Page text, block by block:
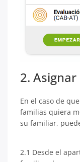
2.
En el caso de
familias quiera
su familiar,
2.1 Desde el